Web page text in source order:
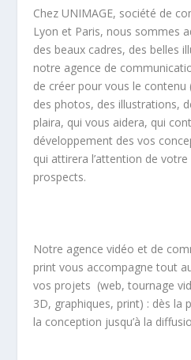
Chez UNIMAGE, société de
Lyon et Paris, nous sommes
des beaux cadres, des belles
notre agence de
de créer pour vous le contenu
des photos, des illustrations,
plaira, qui vous aidera, qui
développement des vos
qui attirera l’attention de
prospects.
Notre agence vidéo et de
print vous accompagne tout
vos projets (web, tournage
3D, graphiques, print) : dès la
la conception jusqu’à la